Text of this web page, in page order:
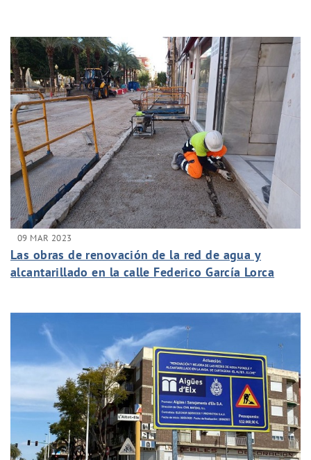
09 MAR 2023
Las obras de renovación de la red de agua y
alcantarillado en la calle Federico García Lorca